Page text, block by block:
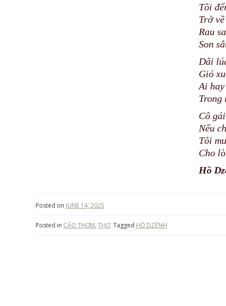
Tôi
Trở
Rau
Son
Dãi
Gió
Ai
Trong
Cô
Nếu
Tôi
Cho
Hồ
Posted on JUNE 14, 2025
Posted in CẢO THƠM, THƠ Tagged HỒ DZẾNH